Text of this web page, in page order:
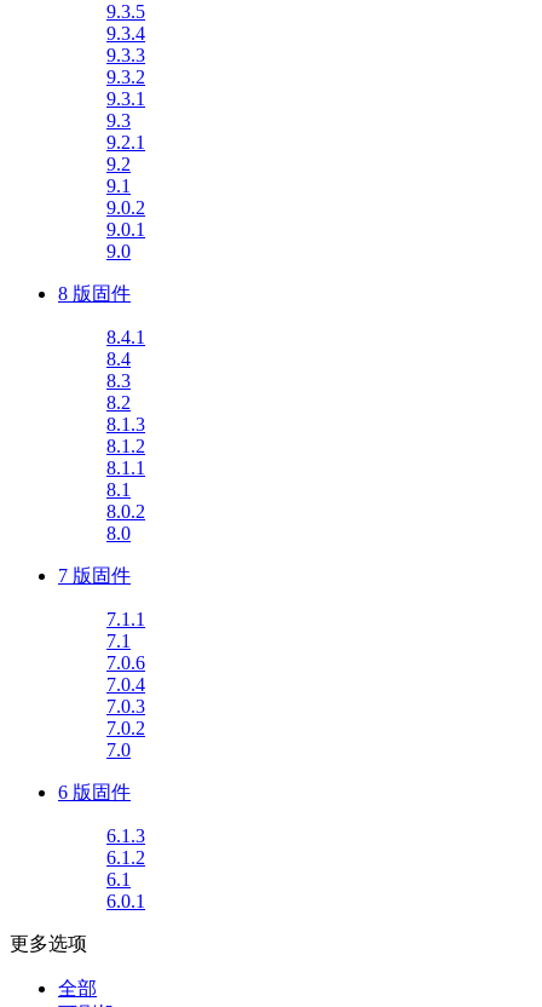
9.3.5
9.3.4
9.3.3
9.3.2
9.3.1
9.3
9.2.1
9.2
9.1
9.0.2
9.0.1
9.0
8 版固件
8.4.1
8.4
8.3
8.2
8.1.3
8.1.2
8.1.1
8.1
8.0.2
8.0
7 版固件
7.1.1
7.1
7.0.6
7.0.4
7.0.3
7.0.2
7.0
6 版固件
6.1.3
6.1.2
6.1
6.0.1
更多选项
全部